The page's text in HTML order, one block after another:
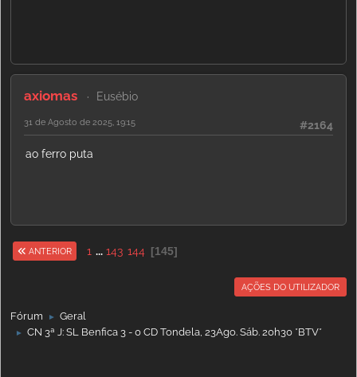
axiomas Eusébio
#2164
31 de Agosto de 2025, 19:15
ao ferro puta
ANTERIOR 1 ... 143 144 145
AÇÕES DO UTILIZADOR
Fórum ► Geral
► CN 3ª J: SL Benfica 3 - 0 CD Tondela, 23Ago. Sáb. 20h30 *BTV*